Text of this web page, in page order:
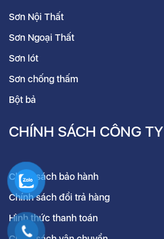
Sơn Nội Thất
Sơn Ngoại Thất
Sơn lót
Sơn chống thấm
Bột bả
CHÍNH SÁCH CÔNG TY
Chính sách bảo hành
Chính sách đổi trả hàng
Hình thức thanh toán